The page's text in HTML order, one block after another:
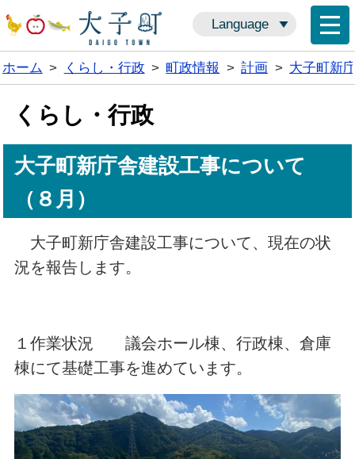
Language
ホーム > くらし・行政 > 町政情報 > 計画 > 大子町新
くらし・行政
大子町新庁舎建設工事について
（８月）
大子町新庁舎建設工事について、現在の状
況を報告します。
１作業状況 議会ホール棟、行政棟、倉庫
棟にて基礎工事を進めています。